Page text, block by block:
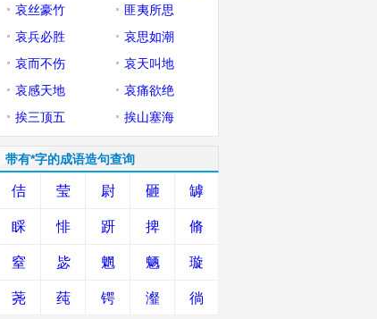
哀丝豪竹
匪夷所思
哀兵必胜
哀思如潮
哀而不伤
哀天叫地
哀感天地
哀痛欲绝
挨三顶五
挨山塞海
带有*字的成语造句查询
佶 莹 尉 砸 罅
睬 悱 趼 捭 脩
窒 毖 魍 魉 璇
荛 莼 锷 瀣 徜